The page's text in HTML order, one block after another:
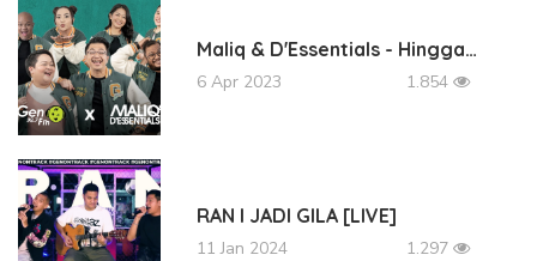
Maliq & D'Essentials - Hingga…
6 Apr 2023 1.854
RAN I JADI GILA [LIVE]
11 Jan 2024 1.297